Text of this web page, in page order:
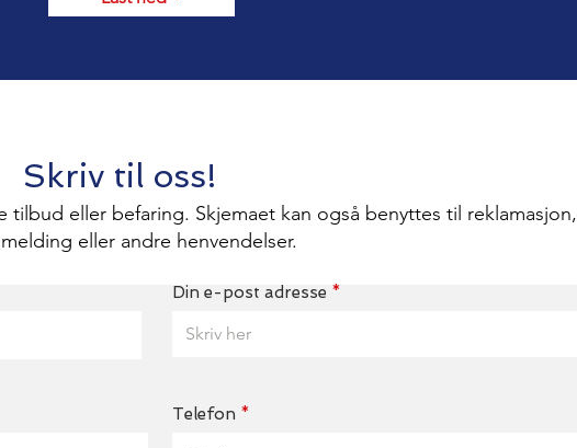
Skriv til oss!
eller befaring. Skjemaet kan også benyttes til reklamasjon,
eller andre henvendelser.
Din e-post adresse
Telefon